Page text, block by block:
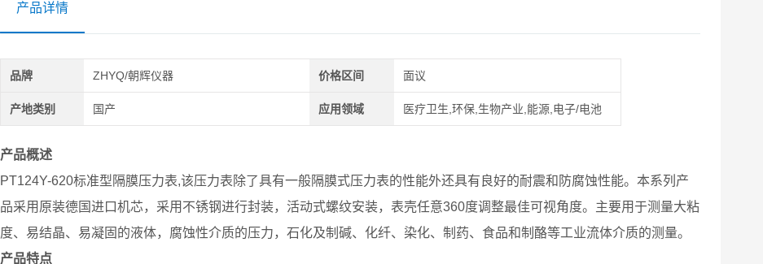
产品详情
品牌 ZHYQ/朝辉仪器 价格区间 面议
产地类别 国产 应用领域 医疗卫生,环保,生物产业,能源,电子/电池
产品概述
PT124Y-620标准型隔膜压力表,该压力表除了具有一般隔膜式压力表的性能外还具有良好的耐震和防腐蚀性能。本系列产
品采用原装德国进口机芯，采用不锈钢进行封装，活动式螺纹安装，表壳任意360度调整最佳可视角度。主要用于测量大粘
度、易结晶、易凝固的液体，腐蚀性介质的压力，石化及制碱、化纤、染化、制药、食品和制酪等工业流体介质的测量。
产品特点